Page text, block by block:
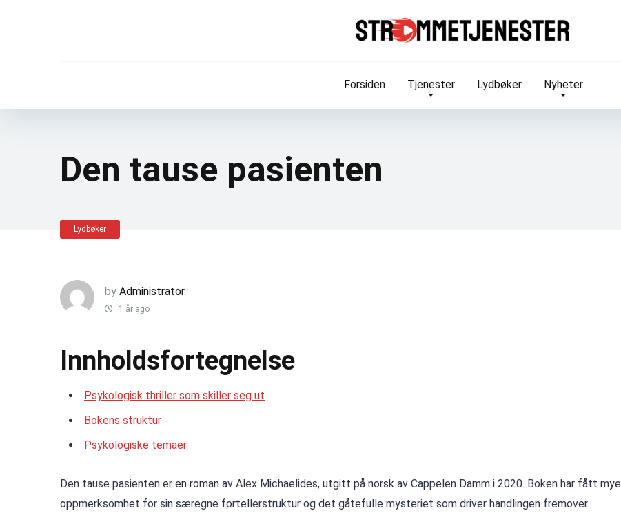
Forsiden Tjenester Lydbøker Nyheter
Den tause pasienten
Lydbøker
by Administrator
1 år ago
Innholdsfortegnelse
Psykologisk thriller som skiller seg ut
Bokens struktur
Psykologiske temaer
Den tause pasienten er en roman av Alex Michaelides, utgitt på norsk av Cappelen Damm i 2020. Boken har fått mye
oppmerksomhet for sin særegne fortellerstruktur og det gåtefulle mysteriet som driver handlingen fremover.